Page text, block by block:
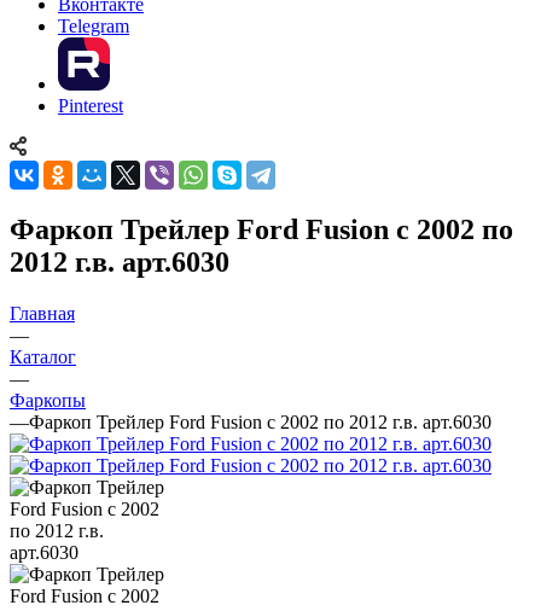
Вконтакте
Telegram
Pinterest
Фаркоп Трейлер Ford Fusion с 2002 по
2012 г.в. арт.6030
Главная
—
Каталог
—
Фаркопы
—Фаркоп Трейлер Ford Fusion с 2002 по 2012 г.в. арт.6030